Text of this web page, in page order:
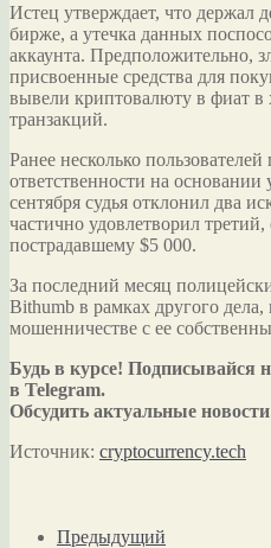
Истец утверждает, что держал
бирже, а утечка данных
аккаунта. Предположительно,
присвоенные средства для
вывели криптовалюту в фиат в
транзакций.
Ранее несколько
ответственности на
сентября судья отклонил два
частично удовлетворил
пострадавшему $5 000.
За последний месяц
Bithumb в рамках другого
мошенничестве с ее
Будь в курсе! Подписывайся
в Telegram.
Обсудить актуальные
Источник: cryptocurrency.tech
Предыдущий